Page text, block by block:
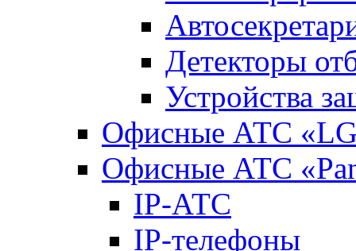
Детекторы
Устройства
Офисные АТС
Офисные АТС
IP-АТС
IP-телефоны